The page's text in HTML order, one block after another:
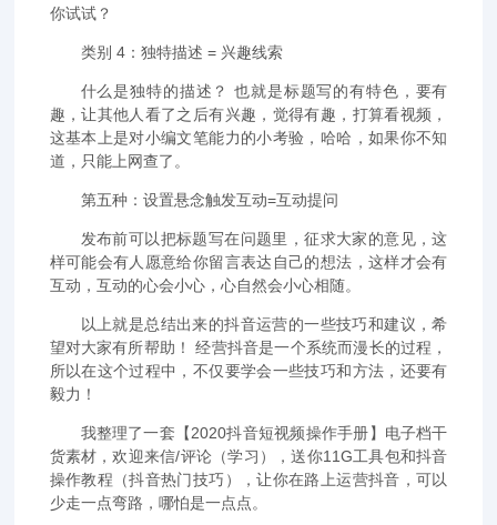
你试试？
类别 4：独特描述 = 兴趣线索
什么是独特的描述？ 也就是标题写的有特色，要有
趣，让其他人看了之后有兴趣，觉得有趣，打算看视频，
这基本上是对小编文笔能力的小考验，哈哈，如果你不知
道，只能上网查了。
第五种：设置悬念触发互动=互动提问
发布前可以把标题写在问题里，征求大家的意见，这
样可能会有人愿意给你留言表达自己的想法，这样才会有
互动，互动的心会小心，心自然会小心相随。
以上就是总结出来的抖音运营的一些技巧和建议，希
望对大家有所帮助！ 经营抖音是一个系统而漫长的过程，
所以在这个过程中，不仅要学会一些技巧和方法，还要有
毅力！
我整理了一套【2020抖音短视频操作手册】电子档干
货素材，欢迎来信/评论（学习），送你11G工具包和抖音
操作教程（抖音热门技巧），让你在路上运营抖音，可以
少走一点弯路，哪怕是一点点。